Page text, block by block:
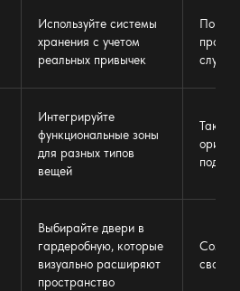
Используйте системы
хранения с учетом
реальных привычек
Интегрируйте
функциональныезоны
для разных типов
вещей
Так
Выбирайте двери в
гардеробную, которые
визуально расширяют
пространство